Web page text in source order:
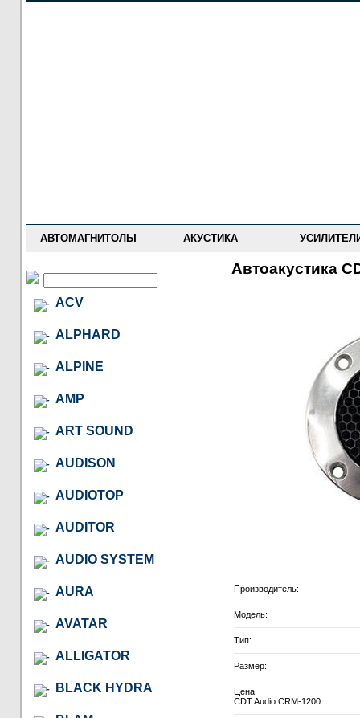
АВТОМАГНИТОЛЫ АКУСТИКА
ACV
ALPHARD
ALPINE
AMP
ART SOUND
AUDISON
AUDIOTOP
AUDITOR
AUDIO SYSTEM
AURA
AVATAR
ALLIGATOR
BLACK HYDRA
Автоакустика
Производитель:
Модель:
Тип:
Размер:
Цена
CDT Audio CRM-1200: